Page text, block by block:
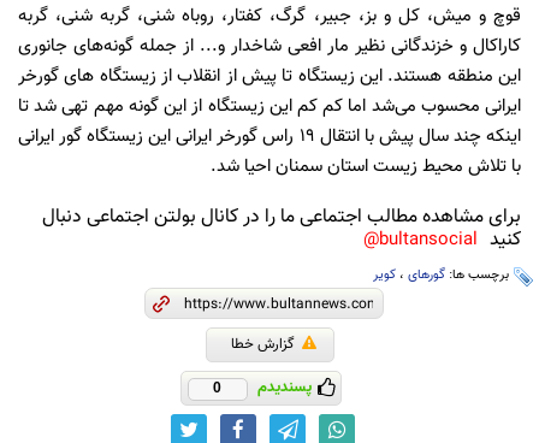
قوچ و میش، کل و بز، جبیر، گرگ، کفتار، روباه شنی، گربه شنی، گربه
کاراکال و خزندگانی نظیر مار افعی شاخدار و... از جمله گونه‌های جانوری
این منطقه هستند. این زیستگاه تا پیش از انقلاب از زیستگاه های گورخر
ایرانی محسوب می‌شد اما کم کم این زیستگاه از این گونه مهم تهی شد تا
اینکه چند سال پیش با انتقال ۱۹ راس گورخر ایرانی این زیستگاه گور ایرانی
با تلاش محیط زیست استان سمنان احیا شد.
برای مشاهده مطالب اجتماعی ما را در کانال بولتن اجتماعی دنبال
کنید bultansocial@
برچسب ها: گورهای ، کویر
گزارش خطا
پسندیدم 0